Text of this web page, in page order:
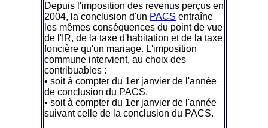
Depuis l'imposition des revenus perçus en
2004, la conclusion d'un PACS entraîne
les mêmes conséquences du point de vue
de l'IR, de la taxe d'habitation et de la taxe
foncière qu'un mariage. L'imposition
commune intervient, au choix des
contribuables :
• soit à compter du 1er janvier de l'année
de conclusion du PACS,
• soit à compter du 1er janvier de l'année
suivant celle de la conclusion du PACS.